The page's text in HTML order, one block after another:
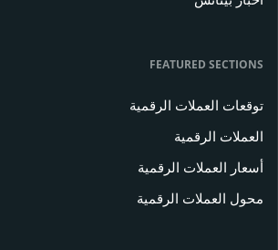
FEATURED SECTIONS
توقعات العملات الرقمية
العملات الرقمية
أسعار العملات الرقمية
محول العملات الرقمية